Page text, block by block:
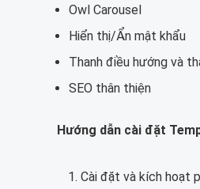
Owl Carousel
Hiển thị/Ẩn mật khẩu
Thanh điều hướng và
SEO thân thiện
Hướng dẫn cài đặt
Cài đặt và kích hoạt